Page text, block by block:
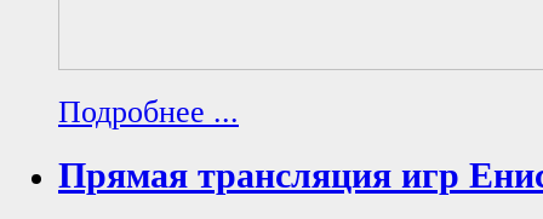
Подробнее ...
Прямая трансляция игр